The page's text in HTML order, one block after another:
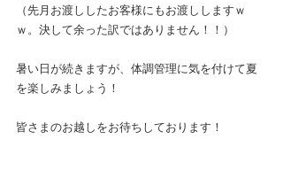
（先月お渡ししたお客様にもお渡ししますｗ
ｗ。決して余った訳ではありません！！）
暑い日が続きますが、体調管理に気を付けて夏
を楽しみましょう！
皆さまのお越しをお待ちしております！